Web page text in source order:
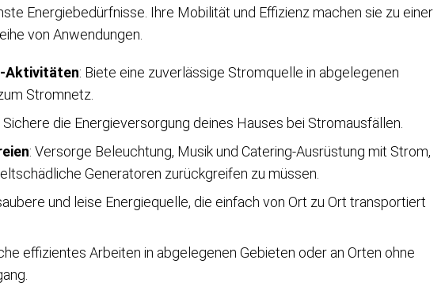
Energiebedürfnisse. Ihre Mobilität und Effizienz machen sie zu einer
von Anwendungen.
Aktivitäten: Biete eine zuverlässige Stromquelle in abgelegenen
Stromnetz.
Sichere die Energieversorgung deines Hauses bei Stromausfällen.
: Versorge Beleuchtung, Musik und Catering-Ausrüstung mit Strom,
Generatoren zurückgreifen zu müssen.
und leise Energiequelle, die einfach von Ort zu Ort transportiert
effizientes Arbeiten in abgelegenen Gebieten oder an Orten ohne